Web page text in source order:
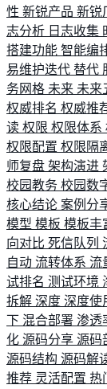
性 新锐产品 新锐
志分析 日志收集
搭建功能 智能编
易维护迭代 替代
务网格 未来 未来
权威排名 权威推
读 权限 权限体系
权限配置 权限隔
师复盘 架构演进
校园教务 校园数
核心结论 案例分
模型 模板 模板丰
向对比 死信队列
自动 流转体系 流
试排名 测试环境
拆解 深度 深度使
下 混合部署 渗透
化 源码分享 源码
源码结构 源码解
推荐 灵活配置 热